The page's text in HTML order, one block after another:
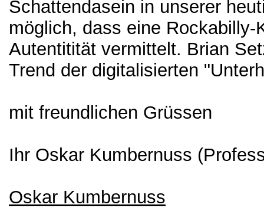
Schattendasein in unserer
möglich, dass eine
Autentitität vermittelt. Brian
Trend der digitalisierten
mit freundlichen Grüssen
Ihr Oskar Kumbernuss
Oskar Kumbernuss